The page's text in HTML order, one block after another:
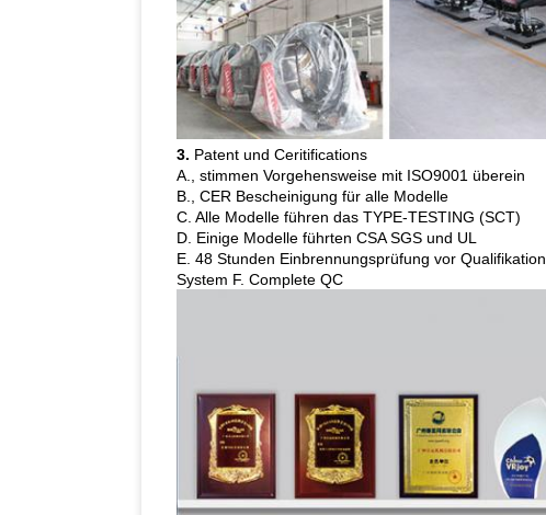
3. Patent und Ceritifications
A., stimmen Vorgehensweise mit ISO9001 überein
B., CER Bescheinigung für alle Modelle
C. Alle Modelle führen das TYPE-TESTING (SCT)
D. Einige Modelle führten CSA SGS und UL
E. 48 Stunden Einbrennungsprüfung vor Qualifikation
System F. Complete QC